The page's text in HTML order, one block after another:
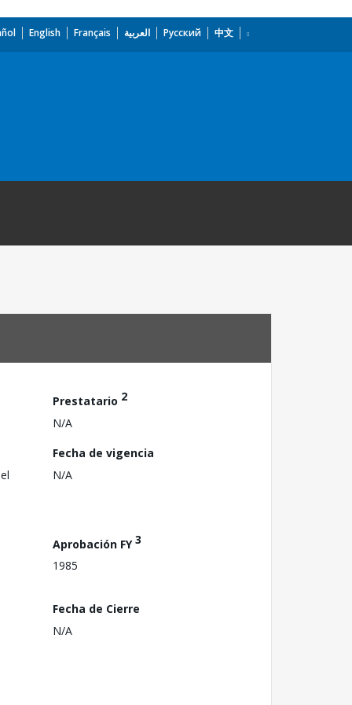
English Français العربية Русский 中文
Prestatario 2
N/A
Fecha de vigencia
N/A
Aprobación FY3
1985
Fecha de Cierre
N/A